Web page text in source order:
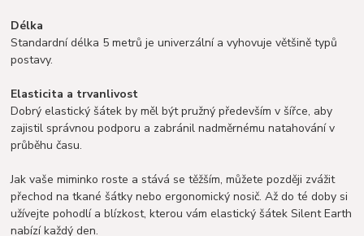
Délka
Standardní délka 5 metrů je univerzální a vyhovuje většině typů
postavy.
Elasticita a trvanlivost
Dobrý elastický šátek by měl být pružný především v šířce, aby
zajistil správnou podporu a zabránil nadměrnému natahování v
průběhu času.
Jak vaše miminko roste a stává se těžším, můžete později zvážit
přechod na tkané šátky nebo ergonomický nosič. Až do té doby si
užívejte pohodlí a blízkost, kterou vám elastický šátek Silent Earth
nabízí každý den.